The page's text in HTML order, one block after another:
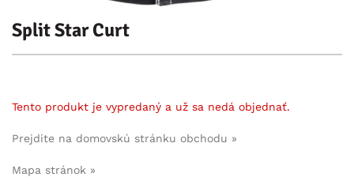
Split Star Curt
Tento produkt je vypredaný a už sa nedá objednať.
Prejdite na domovskú stránku obchodu »
Mapa stránok »